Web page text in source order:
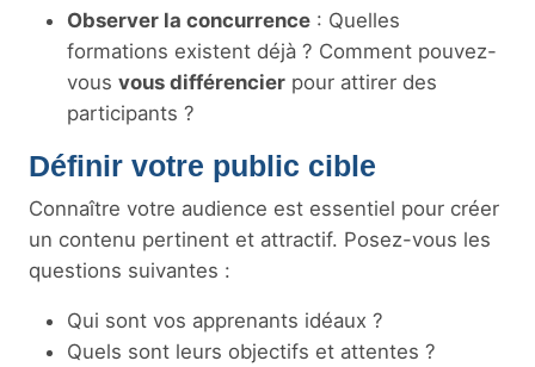
Observer la concurrence : Quelles
formations existent déjà ? Comment pouvez-
vous vous différencier pour attirer des
participants ?
Définir votre public cible
Connaître votre audience est essentiel pour créer
un contenu pertinent et attractif. Posez-vous les
questions suivantes :
Qui sont vos apprenants idéaux ?
Quels sont leurs objectifs et attentes ?